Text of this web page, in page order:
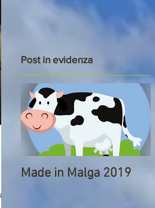
Post in evidenza
Made in Malga 2019